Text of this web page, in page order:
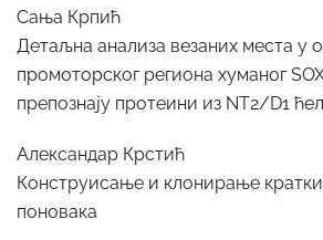
Сања Крпић
Детаљна анализа везаних места у
промоторског региона хуманог
препознају протеини из NТ2/D1
Александар Крстић
Конструисање и клонирање
поновака